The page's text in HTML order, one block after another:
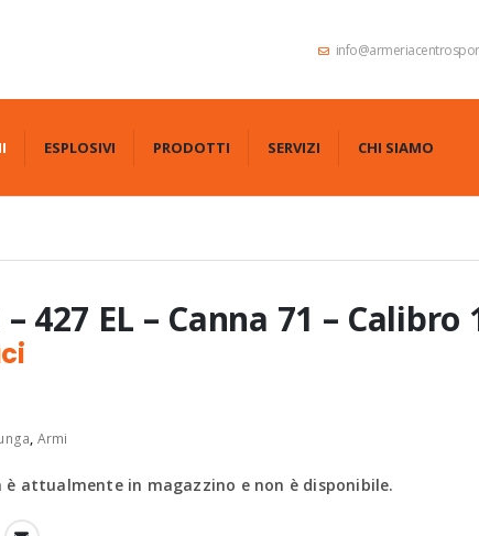
ESPLOSIVI PRODOTTI SERVIZI CHI SIAMO
427 EL – Canna 71 – Calibro
, Armi
attualmente in magazzino e non è disponibile.